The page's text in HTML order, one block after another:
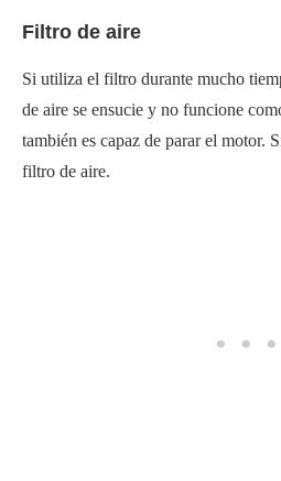
Filtro de aire
Si utiliza el filtro durante mucho
de aire se ensucie y no funcione
también es capaz de parar el motor.
filtro de aire.